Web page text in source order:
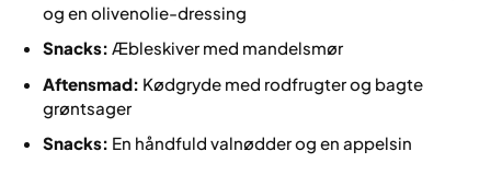
og en olivenolie-dressing
Snacks: Æbleskiver med mandelsmør
Aftensmad: Kødgryde med rodfrugter og bagte
grøntsager
Snacks: En håndfuld valnødder og en appelsin